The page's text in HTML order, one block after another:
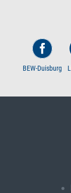
BEW-Duisburg